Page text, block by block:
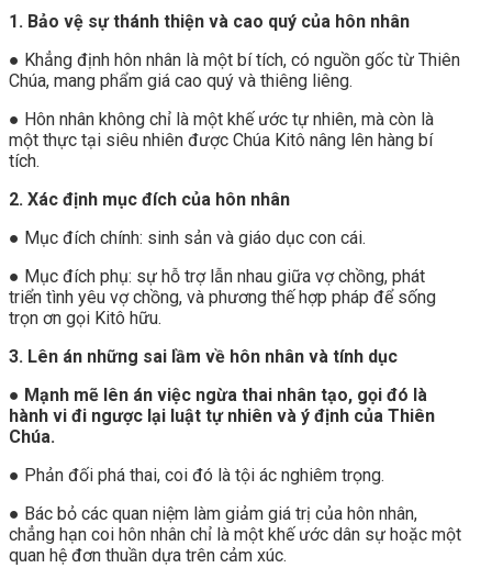
1. Bảo vệ sự thánh thiện và cao quý của hôn nhân
● Khẳng định hôn nhân là một bí tích, có nguồn gốc từ Thiên
Chúa, mang phẩm giá cao quý và thiêng liêng.
● Hôn nhân không chỉ là một khế ước tự nhiên, mà còn là
một thực tại siêu nhiên được Chúa Kitô nâng lên hàng bí
tích.
2. Xác định mục đích của hôn nhân
● Mục đích chính: sinh sản và giáo dục con cái.
● Mục đích phụ: sự hỗ trợ lẫn nhau giữa vợ chồng, phát
triển tình yêu vợ chồng, và phương thế hợp pháp để sống
trọn ơn gọi Kitô hữu.
3. Lên án những sai lầm về hôn nhân và tính dục
● Mạnh mẽ lên án việc ngừa thai nhân tạo, gọi đó là
hành vi đi ngược lại luật tự nhiên và ý định của Thiên
Chúa.
● Phản đối phá thai, coi đó là tội ác nghiêm trọng.
● Bác bỏ các quan niệm làm giảm giá trị của hôn nhân,
chẳng hạn coi hôn nhân chỉ là một khế ước dân sự hoặc một
quan hệ đơn thuần dựa trên cảm xúc.